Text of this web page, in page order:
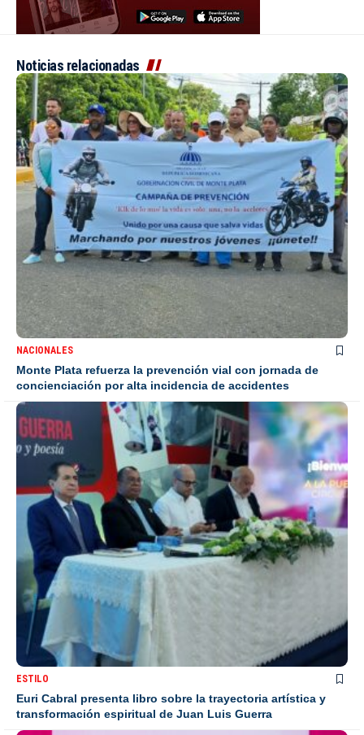
Noticias relacionadas
NACIONALES
Monte Plata refuerza la prevención vial con jornada de
concienciación por alta incidencia de accidentes
ESTILO
Euri Cabral presenta libro sobre la trayectoria artística y
transformación espiritual de Juan Luis Guerra